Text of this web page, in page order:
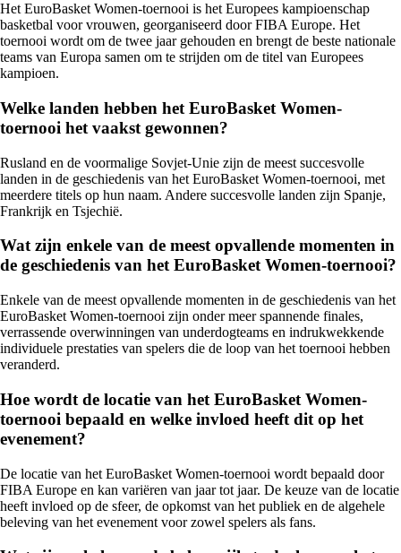
Het EuroBasket Women-toernooi is het Europees kampioenschap
basketbal voor vrouwen, georganiseerd door FIBA Europe. Het
toernooi wordt om de twee jaar gehouden en brengt de beste nationale
teams van Europa samen om te strijden om de titel van Europees
kampioen.
Welke landen hebben het EuroBasket Women-
toernooi het vaakst gewonnen?
Rusland en de voormalige Sovjet-Unie zijn de meest succesvolle
landen in de geschiedenis van het EuroBasket Women-toernooi, met
meerdere titels op hun naam. Andere succesvolle landen zijn Spanje,
Frankrijk en Tsjechië.
Wat zijn enkele van de meest opvallende momenten in
de geschiedenis van het EuroBasket Women-toernooi?
Enkele van de meest opvallende momenten in de geschiedenis van het
EuroBasket Women-toernooi zijn onder meer spannende finales,
verrassende overwinningen van underdogteams en indrukwekkende
individuele prestaties van spelers die de loop van het toernooi hebben
veranderd.
Hoe wordt de locatie van het EuroBasket Women-
toernooi bepaald en welke invloed heeft dit op het
evenement?
De locatie van het EuroBasket Women-toernooi wordt bepaald door
FIBA Europe en kan variëren van jaar tot jaar. De keuze van de locatie
heeft invloed op de sfeer, de opkomst van het publiek en de algehele
beleving van het evenement voor zowel spelers als fans.